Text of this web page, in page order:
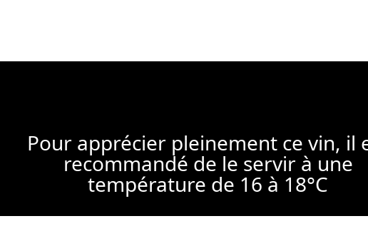
Pour apprécier pleinement ce vin, il
recommandé de le servir à une
température de 16 à 18°C